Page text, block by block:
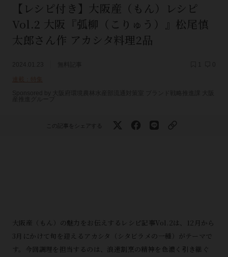
【レシピ付き】大阪産（もん）レシピ
Vol.2 大阪『弧柳（こりゅう）』松尾慎
太郎さん作 アカシタ料理2品
連載：特集
この記事をシェアする
大阪産（もん）の魅力をお伝えするレシピ記事Vol.2は、12月から
3月にかけて旬を迎えるアカシタ（シタビラメの一種）がテーマで
す。今回調理を担当するのは、浪速割烹の精神を色濃く引き継ぐ